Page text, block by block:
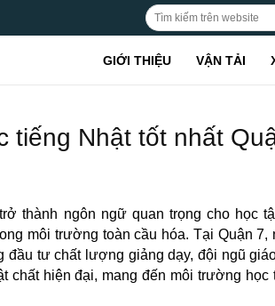
GIỚI THIỆU VẬN TẢI
tiếng Nhật tốt nhất
thành ngôn ngữ quan trọng cho học
môi trường toàn cầu hóa. Tại Quận 7,
đầu tư chất lượng giảng dạy, đội ngũ
chất hiện đại, mang đến môi trường học